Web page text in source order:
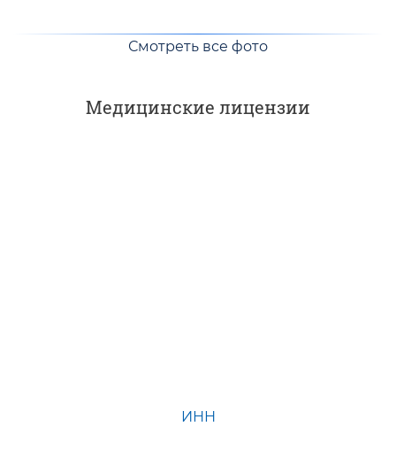
Смотреть все фото
Медицинские лицензии
ИНН